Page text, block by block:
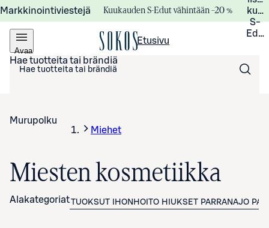
Markkinointiviestejä Kuukauden S-Edut vähintään –20 %
S-
Avaa
valikko
Etusivu
Hae tuotteita tai brändiä
Murupolku
Miehet
Miesten kosmetiikka
AlakategoriatTUOKSUT IHONHOITO HIUKSET PARRANAJO